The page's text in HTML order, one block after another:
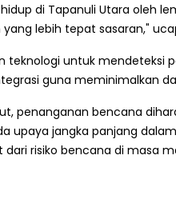
di Tapanuli Utara oleh
lebih tepat sasaran,"
teknologi untuk mendeteksi
guna meminimalkan
penanganan bencana
upaya jangka panjang
risiko bencana di masa